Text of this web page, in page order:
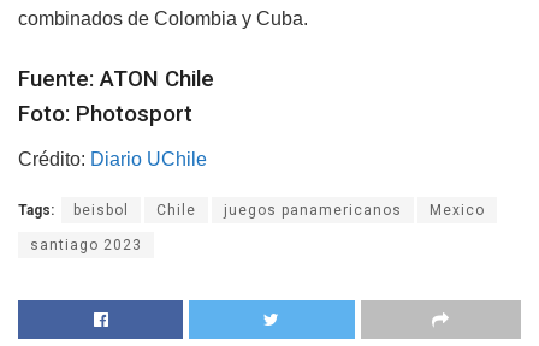
combinados de Colombia y Cuba.
Fuente: ATON Chile
Foto: Photosport
Crédito: Diario UChile
Tags: beisbol Chile juegos panamericanos Mexico
santiago 2023